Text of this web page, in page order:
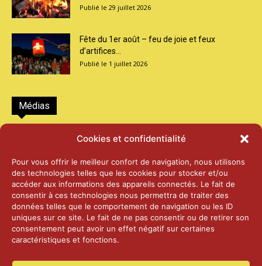
Cookies et confidentialité
Pour vous offrir le meilleur confort de navigation, nous utilisons
des technologies telles que les cookies pour stocker et/ou
accéder aux informations des appareils connectés. Le fait de
consentir à ces technologies nous permettra de traiter des
données telles que le comportement de navigation ou les ID
uniques sur ce site. Le fait de ne pas consentir ou de retirer son
consentement peut avoir un effet négatif sur certaines
caractéristiques et fonctions.
29 juillet 2026
Fête du 1er août – feu de joie et feux
d’artifices...
1 juillet 2026
Médias
2026 – Laiterie d’Orsières et Abbaye de St-
25 juin 2026
2025 – Palais Fédéral – Berne
25 juin 2026
14 janvier 2025